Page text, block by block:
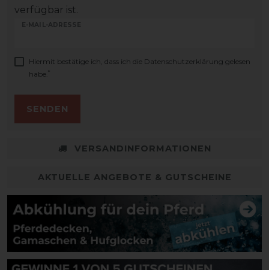
verfügbar ist.
E-MAIL-ADRESSE
Hiermit bestätige ich, dass ich die Daten­schutz­erklärung gelesen
habe. *
SENDEN
VERSANDINFORMATIONEN
AKTUELLE ANGEBOTE & GUTSCHEINE